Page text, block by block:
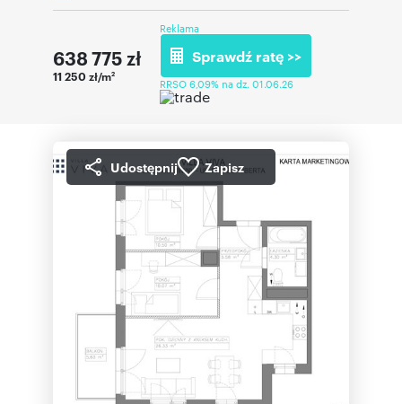
638 775 zł
11 250 zł/m2
Reklama
Sprawdź ratę >>
RRSO 6,09% na dz. 01.06.26
Udostępnij Zapisz